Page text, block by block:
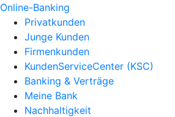
Online-Banking
Privatkunden
Junge Kunden
Firmenkunden
KundenServiceCenter (KSC)
Banking & Verträge
Meine Bank
Nachhaltigkeit